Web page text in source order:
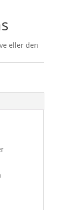
eller den